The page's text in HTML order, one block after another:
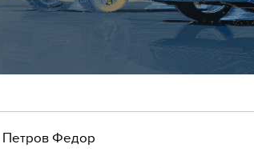
Петров Федор